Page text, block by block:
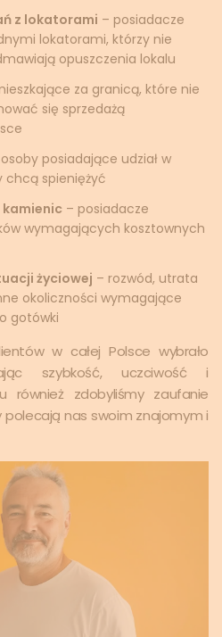
z lokatorami – posiadacze
lokatorami, którzy nie
opuszczenia lokalu
za granicą, które nie
się sprzedażą
posiadające udział w
chcą spieniężyć
kamienic – posiadacze
wymagających kosztownych
życiowej – rozwód, utrata
okoliczności wymagające
gotówki
w całej Polsce wybrało
szybkość, uczciwość i
również zdobyliśmy zaufanie
polecają nas swoim znajomym i